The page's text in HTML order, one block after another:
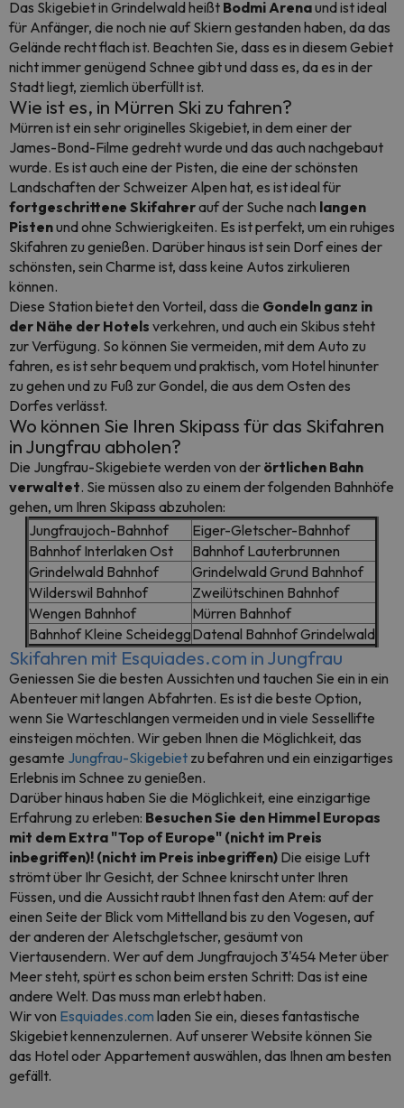
Das Skigebiet in Grindelwald heißt Bodmi Arenaund ist ideal
für Anfänger, die noch nie auf Skiern gestanden haben, da das
Gelände recht flach ist. Beachten Sie, dass es in diesem Gebiet
nicht immer genügend Schnee gibt und dass es, da es in der
Stadt liegt, ziemlich überfüllt ist.
Wie ist es, in Mürren Ski zu fahren?
Mürren ist ein sehr originelles Skigebiet, in dem einer der
James-Bond-Filme gedreht wurde und das auch nachgebaut
wurde. Es ist auch eine der Pisten, die eine der schönsten
Landschaften der Schweizer Alpen hat, es ist ideal für
fortgeschrittene Skifahrerauf der Suche nach langen
Pistenund ohne Schwierigkeiten. Es ist perfekt, um ein ruhiges
Skifahren zu genießen. Darüber hinaus ist sein Dorf eines der
schönsten, sein Charme ist, dass keine Autos zirkulieren
können.
Diese Station bietet den Vorteil, dass die Gondeln ganz in
der Nähe der Hotels verkehren, und auch ein Skibus steht
zur Verfügung. So können Sie vermeiden, mit dem Auto zu
fahren, es ist sehr bequem und praktisch, vom Hotel hinunter
zu gehen und zu Fuß zur Gondel, die aus dem Osten des
Dorfes verlässt.
Wo können Sie Ihren Skipass für das Skifahren
in Jungfrau abholen?
Die Jungfrau-Skigebiete werden von der örtlichen Bahn
verwaltet. Sie müssen also zu einem der folgenden Bahnhöfe
gehen, um Ihren Skipass abzuholen:
Jungfraujoch-Bahnhof
Eiger-Gletscher-Bahnhof
Bahnhof Interlaken Ost
Bahnhof Lauterbrunnen
Grindelwald Bahnhof
Grindelwald Grund Bahnhof
Wilderswil Bahnhof
Zweilütschinen Bahnhof
Wengen Bahnhof
Mürren Bahnhof
Bahnhof Kleine ScheideggDatenal Bahnhof Grindelwald
Skifahren mit Esquiades.com in Jungfrau
Geniessen Sie die besten Aussichten und tauchen Sie ein in ein
Abenteuer mit langen Abfahrten. Es ist die beste Option,
wenn Sie Warteschlangen vermeiden und in viele Sessellifte
einsteigen möchten. Wir geben Ihnen die Möglichkeit, das
gesamte Jungfrau-Skigebiet zu befahren und ein einzigartiges
Erlebnis im Schnee zu genießen.
Darüber hinaus haben Sie die Möglichkeit, eine einzigartige
Erfahrung zu erleben: Besuchen Sie den Himmel Europas
mit dem Extra "Top of Europe" (nicht im Preis
inbegriffen)! (nicht im Preis inbegriffen) Die eisige Luft
strömt über Ihr Gesicht, der Schnee knirscht unter Ihren
Füssen, und die Aussicht raubt Ihnen fast den Atem: auf der
einen Seite der Blick vom Mittelland bis zu den Vogesen, auf
der anderen der Aletschgletscher, gesäumt von
Viertausendern. Wer auf dem Jungfraujoch 3'454 Meter über
Meer steht, spürt es schon beim ersten Schritt: Das ist eine
andere Welt. Das muss man erlebt haben.
Wir von Esquiades.com laden Sie ein, dieses fantastische
Skigebiet kennenzulernen. Auf unserer Website können Sie
das Hotel oder Appartement auswählen, das Ihnen am besten
gefällt.